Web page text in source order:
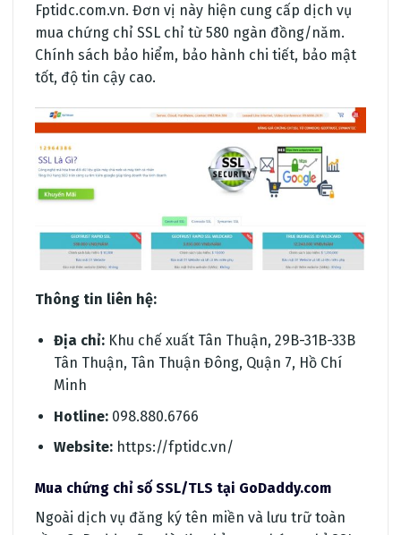
Fptidc.com.vn. Đơn vị này hiện cung cấp dịch vụ
mua chứng chỉ SSL chỉ từ 580 ngàn đồng/năm.
Chính sách bảo hiểm, bảo hành chi tiết, bảo mật
tốt, độ tin cậy cao.
Thông tin liên hệ:
Địa chỉ:Khu chế xuất Tân Thuận, 29B-31B-33B
Tân Thuận, Tân Thuận Đông, Quận 7, Hồ Chí
Minh
Hotline:098.880.6766
Website:https://fptidc.vn/
Mua chứng chỉ số SSL/TLS tại GoDaddy.com
Ngoài dịch vụ đăng ký tên miền và lưu trữ toàn